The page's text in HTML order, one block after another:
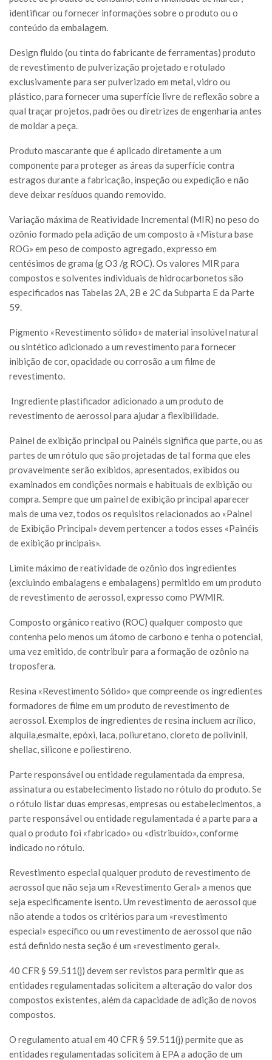
identificar ou fornecer informações sobre o produto ou o
conteúdo da embalagem.
Design fluido (ou tinta do fabricante de ferramentas) produto
de revestimento de pulverização projetado e rotulado
exclusivamente para ser pulverizado em metal, vidro ou
plástico, para fornecer uma superfície livre de reflexão sobre a
qual traçar projetos, padrões ou diretrizes de engenharia antes
de moldar a peça.
Produto mascarante que é aplicado diretamente a um
componente para proteger as áreas da superfície contra
estragos durante a fabricação, inspeção ou expedição e não
deve deixar resíduos quando removido.
Variação máxima de Reatividade Incremental (MIR) no peso do
ozônio formado pela adição de um composto à «Mistura base
ROG» em peso de composto agregado, expresso em
centésimos de grama (g O3 /g ROC). Os valores MIR para
compostos e solventes individuais de hidrocarbonetos são
especificados nas Tabelas 2A, 2B e 2C da Subparta E da Parte
59.
Pigmento «Revestimento sólido» de material insolúvel natural
ou sintético adicionado a um revestimento para fornecer
inibição de cor, opacidade ou corrosão a um filme de
revestimento.
Ingrediente plastificador adicionado a um produto de
revestimento de aerossol para ajudar a flexibilidade.
Painel de exibição principal ou Painéis significa que parte, ou as
partes de um rótulo que são projetadas de tal forma que eles
provavelmente serão exibidos, apresentados, exibidos ou
examinados em condições normais e habituais de exibição ou
compra. Sempre que um painel de exibição principal aparecer
mais de uma vez, todos os requisitos relacionados ao «Painel
de Exibição Principal» devem pertencer a todos esses «Painéis
de exibição principais».
Limite máximo de reatividade de ozônio dos ingredientes
(excluindo embalagens e embalagens) permitido em um produto
de revestimento de aerossol, expresso como PWMIR.
Composto orgânico reativo (ROC) qualquer composto que
contenha pelo menos um átomo de carbono e tenha o potencial,
uma vez emitido, de contribuir para a formação de ozônio na
troposfera.
Resina «Revestimento Sólido» que compreende os ingredientes
formadores de filme em um produto de revestimento de
aerossol. Exemplos de ingredientes de resina incluem acrílico,
alquila,esmalte, epóxi, laca, poliuretano, cloreto de polivinil,
shellac, silicone e poliestireno.
Parte responsável ou entidade regulamentada da empresa,
assinatura ou estabelecimento listado no rótulo do produto. Se
o rótulo listar duas empresas, empresas ou estabelecimentos, a
parte responsável ou entidade regulamentada é a parte para a
qual o produto foi «fabricado» ou «distribuído», conforme
indicado no rótulo.
Revestimento especial qualquer produto de revestimento de
aerossol que não seja um «Revestimento Geral» a menos que
seja especificamente isento. Um revestimento de aerossol que
não atende a todos os critérios para um «revestimento
especial» específico ou um revestimento de aerossol que não
está definido nesta seção é um «revestimento geral».
40 CFR § 59.511(j) devem ser revistos para permitir que as
entidades regulamentadas solicitem a alteração do valor dos
compostos existentes, além da capacidade de adição de novos
compostos.
O regulamento atual em 40 CFR § 59.511(j) permite que as
entidades regulamentadas solicitem à EPA a adoção de um